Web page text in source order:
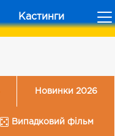
Кастинги
Новинки 2026
Випадковий фільм